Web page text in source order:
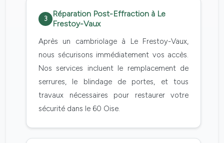
3
Réparation Post-Effraction à Le
Frestoy-Vaux
Après un cambriolage à Le Frestoy-Vaux,
nous sécurisons immédiatement vos accès.
Nos services incluent le remplacement de
serrures, le blindage de portes, et tous
travaux nécessaires pour restaurer votre
sécurité dans le 60 Oise.